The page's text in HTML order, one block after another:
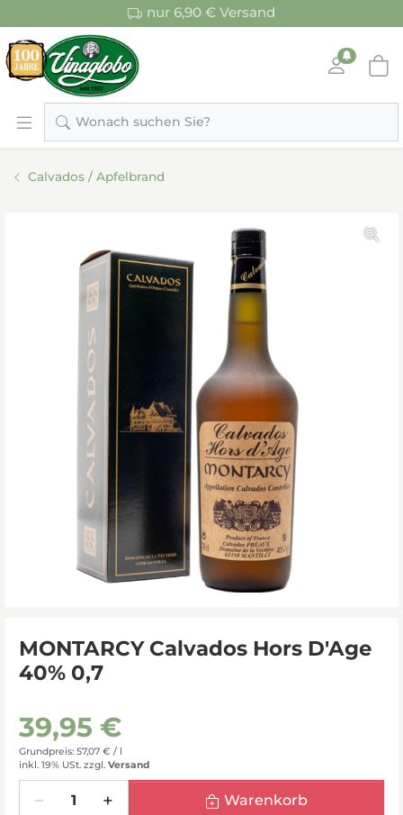
nur 6,90 € Versand
Wonach suchen Sie?
Calvados / Apfelbrand
MONTARCY Calvados Hors D'Age
40% 0,7
39,95 €
Grundpreis: 57,07 € / l
inkl. 19% USt. zzgl. Versand
Warenkorb